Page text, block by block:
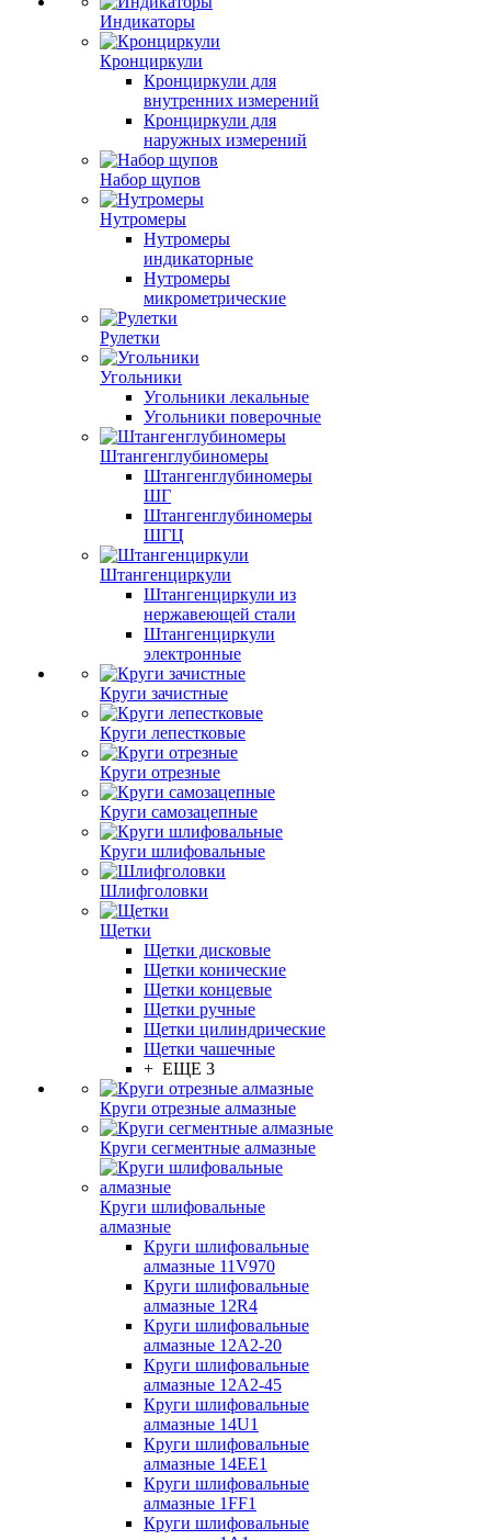
Индикаторы
Кронциркули
Кронциркули для
внутренних измерений
Кронциркули для
наружных измерений
Набор щупов
Нутромеры
Нутромеры
индикаторные
Нутромеры
микрометрические
Рулетки
Угольники
Угольники лекальные
Угольники поверочные
Штангенглубиномеры
Штангенглубиномеры
ШГ
Штангенглубиномеры
ШГЦ
Штангенциркули
Штангенциркули из
нержавеющей стали
Штангенциркули
электронные
Круги зачистные
Круги лепестковые
Круги отрезные
Круги самозацепные
Круги шлифовальные
Шлифголовки
Щетки
Щетки дисковые
Щетки конические
Щетки концевые
Щетки ручные
Щетки цилиндрические
Щетки чашечные
+ ЕЩЕ 3
Круги отрезные алмазные
Круги сегментные алмазные
Круги шлифовальные
алмазные
Круги шлифовальные
алмазные 11V970
Круги шлифовальные
алмазные 12R4
Круги шлифовальные
алмазные 12А2-20
Круги шлифовальные
алмазные 12А2-45
Круги шлифовальные
алмазные 14U1
Круги шлифовальные
алмазные 14ЕЕ1
Круги шлифовальные
алмазные 1FF1
Круги шлифовальные